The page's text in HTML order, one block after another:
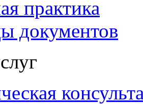
практика
документов